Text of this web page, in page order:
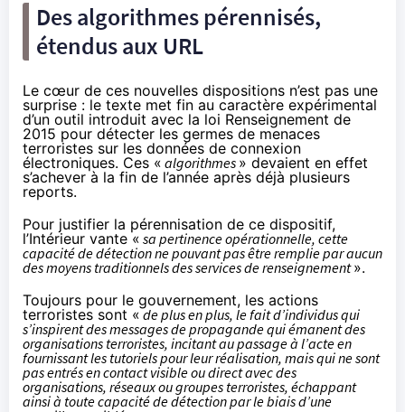
Des algorithmes pérennisés,
étendus aux URL
Le cœur de ces nouvelles dispositions n’est pas une
surprise : le texte met fin au caractère expérimental
d’un outil introduit avec la loi Renseignement de
2015 pour détecter les germes de menaces
terroristes sur les données de connexion
électroniques. Ces « algorithmes » devaient en effet
s’achever à la fin de l’année après déjà plusieurs
reports.
Pour justifier la pérennisation de ce dispositif,
l’Intérieur vante « sa pertinence opérationnelle, cette
capacité de détection ne pouvant pas être remplie par aucun
des moyens traditionnels des services de renseignement».
Toujours pour le gouvernement, les actions
terroristes sont «de plus en plus, le fait d’individus qui
s’inspirent des messages de propagande qui émanent des
organisations terroristes, incitant au passage à l’acte en
fournissant les tutoriels pour leur réalisation, mais qui ne sont
pas entrés en contact visible ou direct avec des
organisations, réseaux ou groupes terroristes, échappant
ainsi à toute capacité de détection par le biais d’une